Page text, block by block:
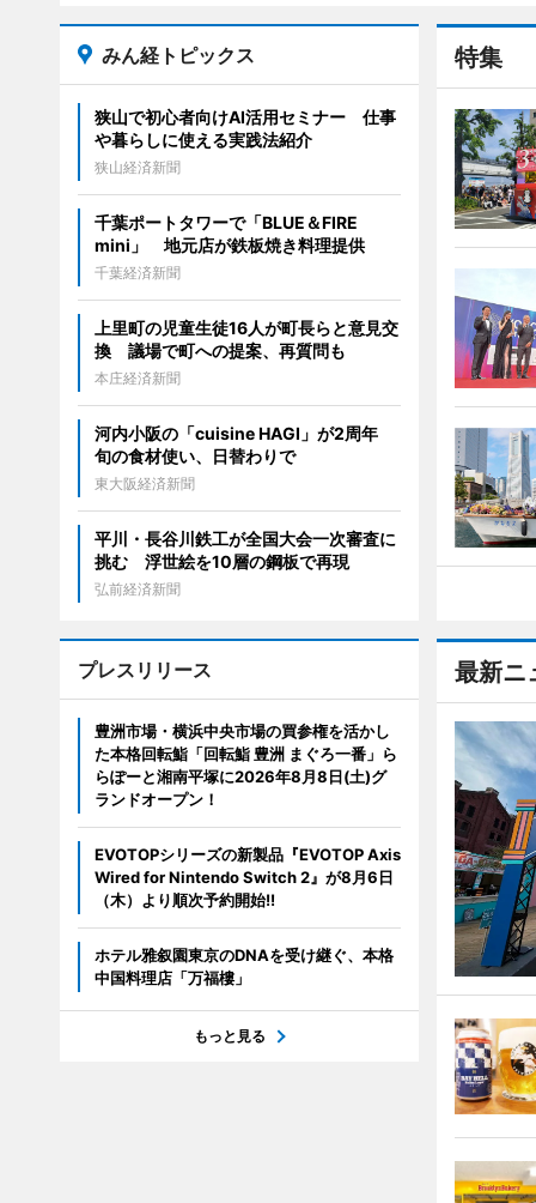
特集
最新ニ
みん経トピックス
狭山で初心者向けAI活用セミナー 仕事
や暮らしに使える実践法紹介
狭山経済新聞
千葉ポートタワーで「BLUE＆FIRE
mini」 地元店が鉄板焼き料理提供
千葉経済新聞
上里町の児童生徒16人が町長らと意見交
換 議場で町への提案、再質問も
本庄経済新聞
河内小阪の「cuisine HAGI」が2周年
旬の食材使い、日替わりで
東大阪経済新聞
平川・長谷川鉄工が全国大会一次審査に
挑む 浮世絵を10層の鋼板で再現
弘前経済新聞
プレスリリース
豊洲市場・横浜中央市場の買参権を活かし
た本格回転鮨「回転鮨 豊洲 まぐろ一番」ら
らぽーと湘南平塚に2026年8月8日(土)グ
ランドオープン！
EVOTOPシリーズの新製品『EVOTOP Axis
Wired for Nintendo Switch 2』が8月6日
（木）より順次予約開始!!
ホテル雅叙園東京のDNAを受け継ぐ、本格
中国料理店「万福樓」
もっと見る